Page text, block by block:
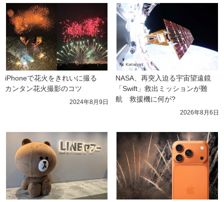
iPhoneで花火をきれいに撮る
カンタン花火撮影のコツ
2024年8月9日
NASA、再突入迫る宇宙望遠鏡
「Swift」救出ミッションが難
航　救援機に何が?
2026年8月6日